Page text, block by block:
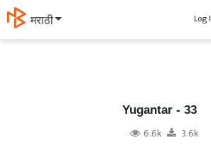
मराठी Log
Yugantar - 33
6.6k 3.6k